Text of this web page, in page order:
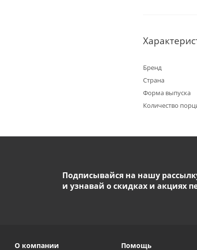
Бренд
Страна
Форма выпуска
Количество
Подписывайся на нашу
и узнавай о скидках и акциях
О компании Помощь